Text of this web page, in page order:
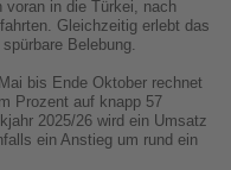
voran in die Türkei, nach
Gleichzeitig erlebt das
Belebung.
bis Ende Oktober rechnet
Prozent auf knapp 57
2025/26 wird ein Umsatz
ein Anstieg um rund ein